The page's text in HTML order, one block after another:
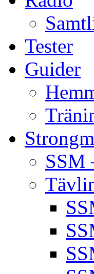
Tester
Guider
SSM